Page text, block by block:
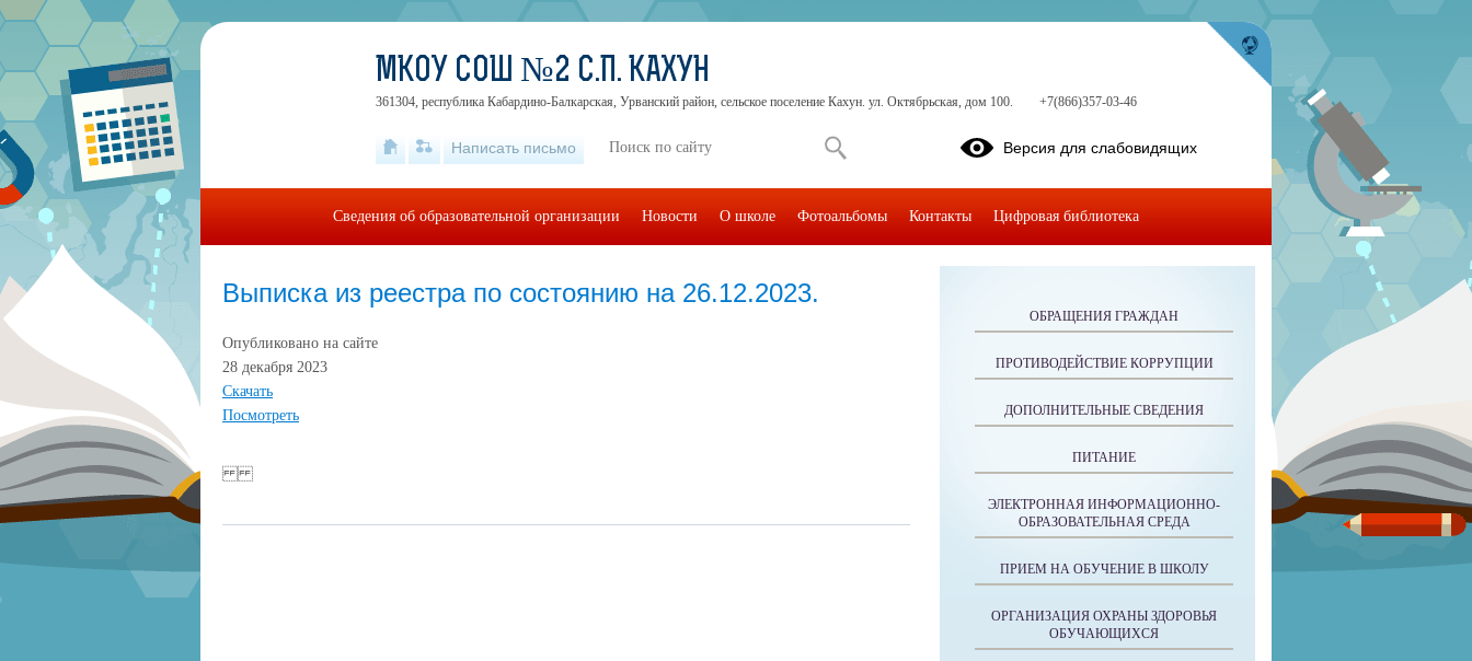
Выписка из реестра по состоянию на 26.12.2023.
Опубликовано на сайте
28 декабря 2023
Скачать
Посмотреть
ОБРАЩЕНИЯ ГРАЖДАН
ПРОТИВОДЕЙСТВИЕ КОРРУПЦИИ
ДОПОЛНИТЕЛЬНЫЕ СВЕДЕНИЯ
ПИТАНИЕ
ЭЛЕКТРОННАЯ ИНФОРМАЦИОННО-
ОБРАЗОВАТЕЛЬНАЯ СРЕДА
ПРИЕМ НА ОБУЧЕНИЕ В ШКОЛУ
ОРГАНИЗАЦИЯ ОХРАНЫ ЗДОРОВЬЯ
ОБУЧАЮЩИХСЯ
МКОУ СОШ №2 С.П. КАХУН
361304, республика Кабардино-Балкарская, Урванский район, сельское поселение Кахун. ул. Октябрьская, дом 100. +7(866)357-03-46
Написать письмо Версия для слабовидящих
Сведения об образовательной организации Новости О школе Фотоальбомы Контакты Цифровая библиотека